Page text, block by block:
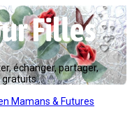
échanger, partager,
Mamans & Futures